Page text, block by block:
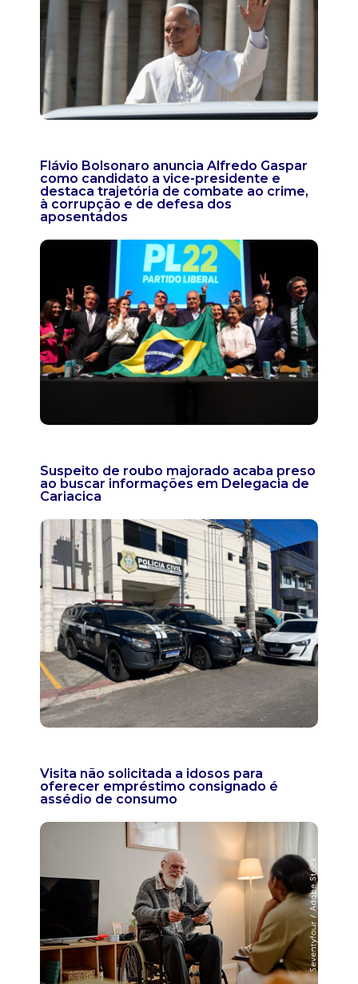
Flávio Bolsonaro anuncia Alfredo Gaspar
como candidato a vice-presidente e
destaca trajetória de combate ao crime,
à corrupção e de defesa dos
aposentados
Suspeito de roubo majorado acaba preso
ao buscar informações em Delegacia de
Cariacica
Visita não solicitada a idosos para
oferecer empréstimo consignado é
assédio de consumo